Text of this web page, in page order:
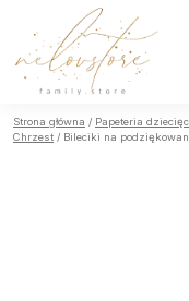
Ślub i
Wesele
Strona główna / Papeteria
Chrzest / Bileciki na